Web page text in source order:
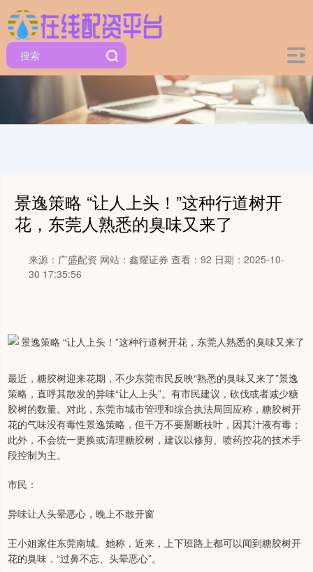
景逸策略 “让人上头！”这种行道树开
花，东莞人熟悉的臭味又来了
来源：广盛配资 网站：鑫耀证券 查看：92 日期：2025-10-
30 17:35:56
最近，糖胶树迎来花期，不少东莞市民反映“熟悉的臭味又来了”景逸
策略，直呼其散发的异味“让人上头”。有市民建议，砍伐或者减少糖
胶树的数量。对此，东莞市城市管理和综合执法局回应称，糖胶树开
花的气味没有毒性景逸策略，但千万不要掰断枝叶，因其汁液有毒；
此外，不会统一更换或清理糖胶树，建议以修剪、喷药控花的技术手
段控制为主。
市民：
异味让人头晕恶心，晚上不敢开窗
王小姐家住东莞南城。她称，近来，上下班路上都可以闻到糖胶树开
花的臭味，“过鼻不忘、头晕恶心”。